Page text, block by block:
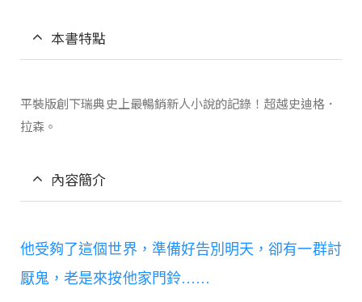
本書特點
平裝版創下瑞典史上最暢銷新人小說的記錄！超越史迪格．
拉森。
內容簡介
他受夠了這個世界，準備好告別明天，卻有一群討
厭鬼，老是來按他家門鈴……